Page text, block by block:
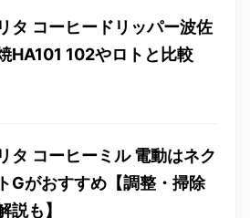
タ コーヒードリッパー波佐
HA101 102やロトと比較
タ コーヒーミル 電動はネク
Gがおすすめ【調整・掃除
説も】